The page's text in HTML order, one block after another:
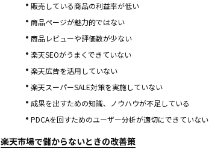
販売している商品の利益率が低い
商品ページが魅力的ではない
商品レビューや評価数が少ない
楽天SEOがうまくできていない
楽天広告を活用していない
楽天スーパーSALE対策を実施していない
成果を出すための知識、ノウハウが不足している
PDCAを回すためのユーザー分析が適切にできていない
楽天市場で儲からないときの改善策